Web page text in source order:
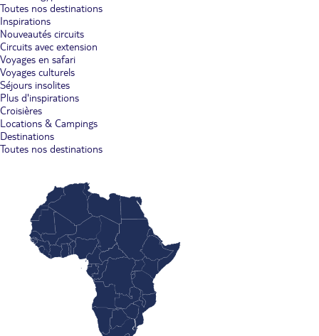
Toutes nos destinations
Inspirations
Nouveautés circuits
Circuits avec extension
Voyages en safari
Voyages culturels
Séjours insolites
Plus d'inspirations
Croisières
Locations & Campings
Destinations
Toutes nos destinations